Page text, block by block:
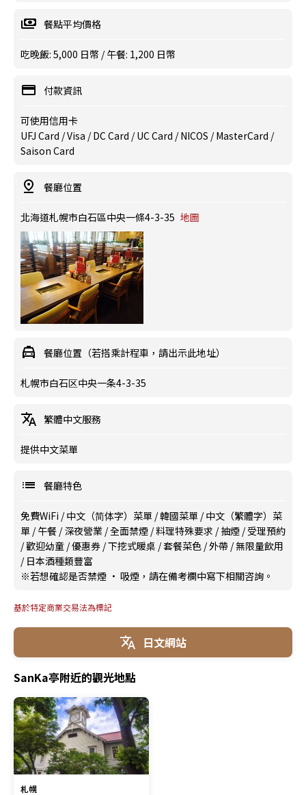
餐點平均價格
吃晚飯: 5,000 日幣 / 午餐: 1,200 日幣
付款資訊
可使用信用卡
UFJ Card / Visa / DC Card / UC Card / NICOS / MasterCard /
Saison Card
餐廳位置
北海道札幌市白石區中央一條4-3-35 地圖
餐廳位置（若搭乘計程車，請出示此地址）
札幌市白石区中央一条4-3-35
繁體中文服務
提供中文菜單
餐廳特色
免費WiFi /中文（简体字）菜單 /韓國菜單 /中文（繁體字）菜
單 /午餐 /深夜營業 /全面禁煙 /料理特殊要求 /抽煙 /受理預約
/歡迎幼童 /優惠券 /下挖式暖桌 /套餐菜色 /外帶 /無限量飲用
/ 日本酒種類豐富
※若想確認是否禁煙 · 吸煙，請在備考欄中寫下相關咨詢。
基於特定商業交易法為標記
日文網站
SanKa亭附近的觀光地點
札幌